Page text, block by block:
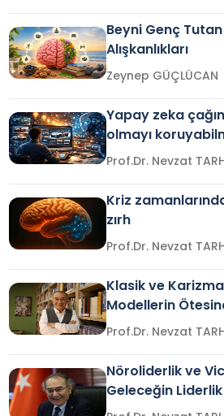
Beyni Genç
Alışkanlıkları
Zeynep GÜÇLÜCAN
Yapay zeka
olmayı
Prof.Dr.
Kriz
zırh
Prof.Dr.
Klasik ve
Modellerin
Liderlik”
Prof.Dr.
Nöroliderlik ve
Geleceğin